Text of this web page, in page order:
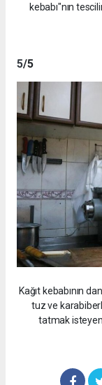
kebabı"nın
5/5
Kağıt kebabının
tuz ve
tatmak isteyen